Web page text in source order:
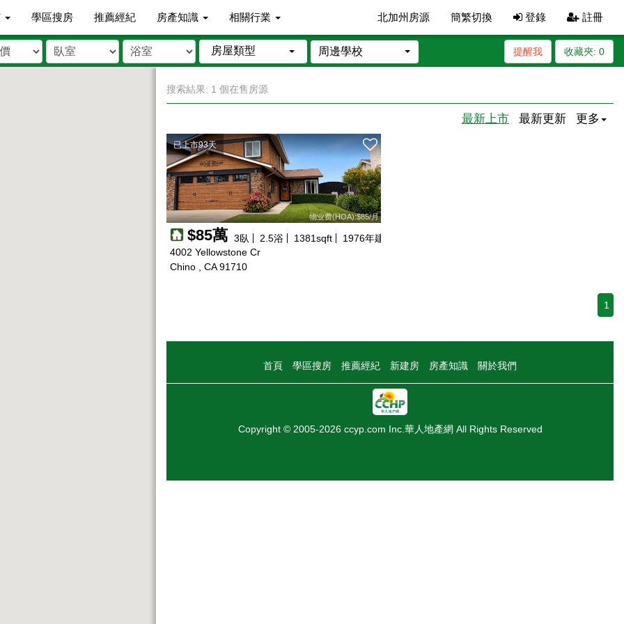
學區搜房 推薦經紀 房產知識 相關行業 北加州房源 簡繁切換 登錄 註冊
房屋類型 周邊學校 收藏夾: 0
提醒我
搜索結果: 1 個在售房源
最新上市 最新更新 更多
已上市93天
物业费(HOA):$85/月
$85萬 3臥 2.5浴 1381sqft 1976年建
4002 Yellowstone Cr
Chino , CA 91710
1
首頁 學區搜房 推薦經紀 新建房 房產知識 關於我們
Copyright © 2005-2026 ccyp.com Inc.華人地產網 All Rights Reserved